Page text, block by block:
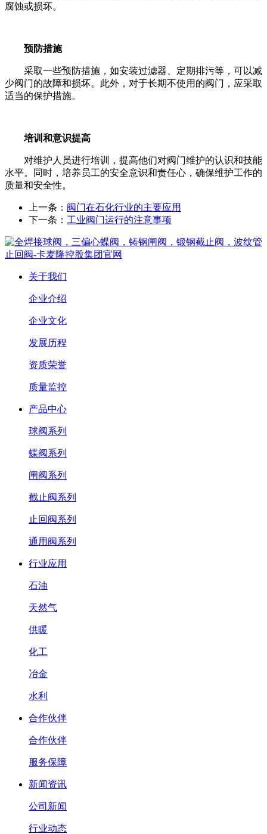
腐蚀或损坏。
预防措施
采取一些预防措施，如安装过滤器、定期排污等，可以减
少阀门的故障和损坏。此外，对于长期不使用的阀门，应采取
适当的保护措施。
培训和意识提高
对维护人员进行培训，提高他们对阀门维护的认识和技能
水平。同时，培养员工的安全意识和责任心，确保维护工作的
质量和安全性。
上一条： 阀门在石化行业的主要应用
下一条： 工业阀门运行的注意事项
关于我们
企业介绍
企业文化
发展历程
资质荣誉
质量监控
产品中心
球阀系列
蝶阀系列
闸阀系列
截止阀系列
止回阀系列
通用阀系列
行业应用
石油
天然气
供暖
化工
冶金
水利
合作伙伴
合作伙伴
服务保障
新闻资讯
公司新闻
行业动态